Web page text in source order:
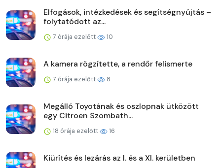
Elfogások, intézkedések és segítségnyújtás –
folytatódott az...
7 órája ezelőtt 10
A kamera rögzítette, a rendőr felismerte
7 órája ezelőtt 8
Megálló Toyotának és oszlopnak ütközött
egy Citroen Szombath...
18 órája ezelőtt 16
Kiürítés és lezárás az I. és a XI. kerületben